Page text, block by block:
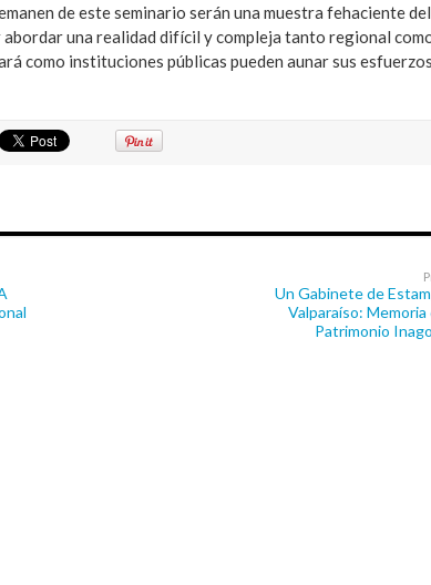
de este seminario serán una muestra fehaciente del
una realidad difícil y compleja tanto regional
como instituciones públicas pueden aunar sus
Un Gabinete de
Valparaíso: Memoria
Patrimonio